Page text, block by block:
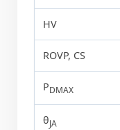
HV
ROVP, CS
PDMAX
θJA